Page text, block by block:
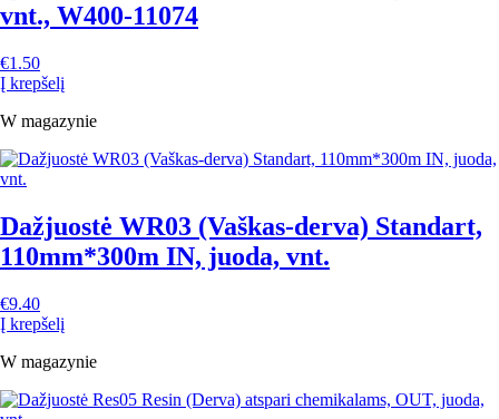
vnt., W400-11074
€1.50
Į krepšelį
W magazynie
Dažjuostė WR03 (Vaškas-derva) Standart,
110mm*300m IN, juoda, vnt.
€9.40
Į krepšelį
W magazynie